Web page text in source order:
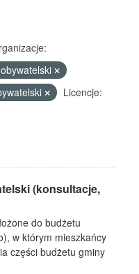
Licencje:
(konsultacje,
do budżetu
w którym mieszkańcy
części budżetu gminy